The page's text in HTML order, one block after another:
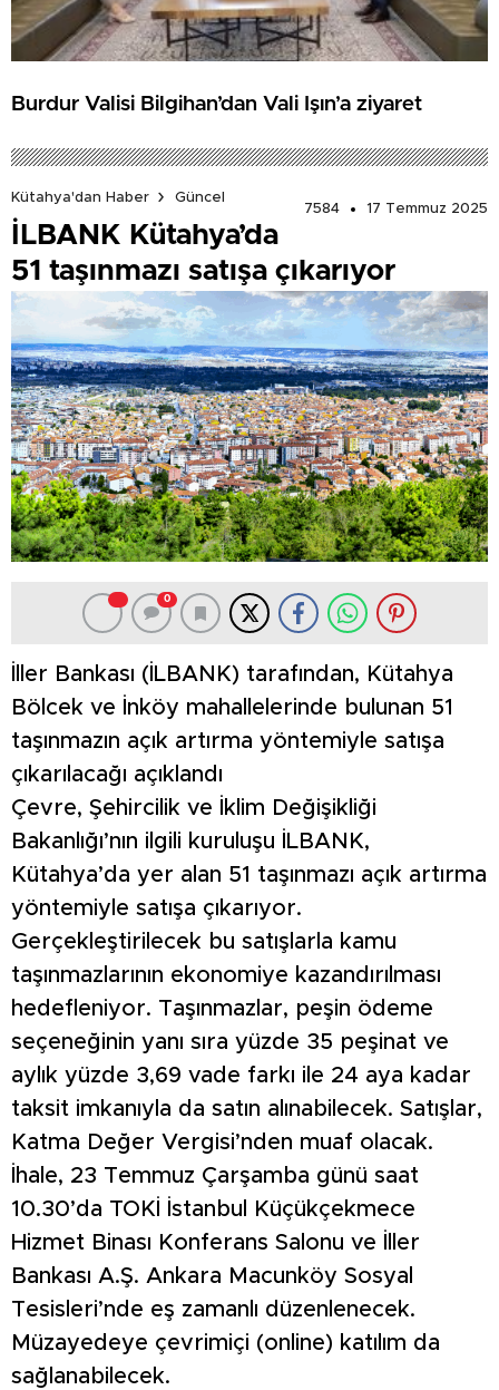
Burdur Valisi Bilgihan’dan Vali Işın’a ziyaret
Kütahya'dan Haber
Güncel
7584
17 Temmuz 2025
İLBANK Kütahya’da
51 taşınmazı satışa çıkarıyor
0
İller Bankası (İLBANK) tarafından, Kütahya
Bölcek ve İnköy mahallelerinde bulunan 51
taşınmazın açık artırma yöntemiyle satışa
çıkarılacağı açıklandı
Çevre, Şehircilik ve İklim Değişikliği
Bakanlığı’nın ilgili kuruluşu İLBANK,
Kütahya’da yer alan 51 taşınmazı açık artırma
yöntemiyle satışa çıkarıyor.
Gerçekleştirilecek bu satışlarla kamu
taşınmazlarının ekonomiye kazandırılması
hedefleniyor. Taşınmazlar, peşin ödeme
seçeneğinin yanı sıra yüzde 35 peşinat ve
aylık yüzde 3,69 vade farkı ile 24 aya kadar
taksit imkanıyla da satın alınabilecek. Satışlar,
Katma Değer Vergisi’nden muaf olacak.
İhale, 23 Temmuz Çarşamba günü saat
10.30’da TOKİ İstanbul Küçükçekmece
Hizmet Binası Konferans Salonu ve İller
Bankası A.Ş. Ankara Macunköy Sosyal
Tesisleri’nde eş zamanlı düzenlenecek.
Müzayedeye çevrimiçi (online) katılım da
sağlanabilecek.